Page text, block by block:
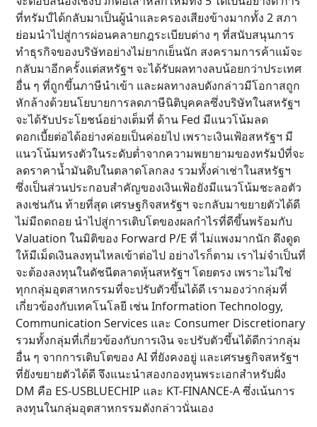
ที่ทรัมป์ได้กลับมาเป็นผู้นำและครองเสียงข้างมากทั้ง 2 สภา
ย่อมนำไปสู่การผ่อนคลายกฎระเบียบต่าง ๆ ที่สนับสนุนการ
ทำธุรกิจของบริษัทอย่างไม่ยากเย็นนัก สงครามการค้าแม้จะ
กลับมาอีกครั้งแต่สหรัฐฯ จะได้รับผลทางลบน้อยกว่าประเทศ
อื่น ๆ ที่ถูกขึ้นภาษีนำเข้า และผลทางลบดังกล่าวมีโอกาสถูก
หักล้างด้วยนโยบายการลดภาษีนิติบุคคลซึ่งบริษัทในสหรัฐฯ
จะได้รับประโยชน์อย่างเต็มที่ ด้าน Fed มีแนวโน้มลด
ดอกเบี้ยต่อได้อย่างค่อยเป็นค่อยไป เพราะเงินเฟ้อสหรัฐฯ มี
แนวโน้มทรงตัวในระดับต่ำจากความพยายามของทรัมป์ที่จะ
ลดราคาน้ำมันดิบในตลาดโลกลง รวมทั้งค่าเช่าในสหรัฐฯ
ซึ่งเป็นส่วนประกอบสำคัญของเงินเฟ้อยังมีแนวโน้มชะลอตัว
ลงเช่นกัน ท้ายที่สุด เศรษฐกิจสหรัฐฯ จะกลับมาขยายตัวได้ดี
ไม่มีถดถอย นำไปสู่การเติบโตของผลกำไรที่ดีขึ้นพร้อมกับ
Valuation ในมิติของ Forward P/E ที่ ไม่แพงมากนัก ดึงดูด
ให้มีเม็ดเงินลงทุนไหลเข้าต่อไป อย่างไรก็ตาม เราไม่จำเป็นที่
จะต้องลงทุนในดัชนีตลาดหุ้นสหรัฐฯ โดยตรง เพราะไม่ใช่
ทุกกลุ่มอุตสาหกรรมที่จะปรับตัวขึ้นได้ดี เรามองว่ากลุ่มที่
เกี่ยวข้องกับเทคโนโลยี เช่น Information Technology,
Communication Services และ Consumer Discretionary
รวมทั้งกลุ่มที่เกี่ยวข้องกับการเงิน จะปรับตัวขึ้นได้ดีกว่ากลุ่ม
อื่น ๆ จากการเติบโตของ AI ที่ยังคงอยู่ และเศรษฐกิจสหรัฐฯ
ที่ยังขยายตัวได้ดี จึงแนะนำสองกองทุนพระเอกสำหรับฝั่ง
DM คือ ES-USBLUECHIP และ KT-FINANCE-A ซึ่งเน้นการ
ลงทุนในกลุ่มอุตสาหกรรมดังกล่าวนั่นเอง